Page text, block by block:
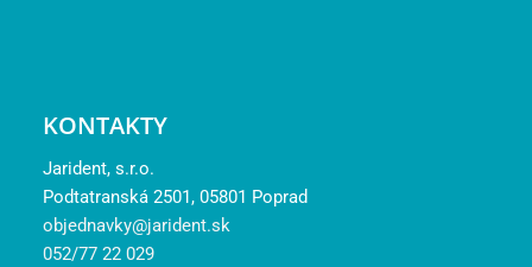
KONTAKTY
Jarident, s.r.o.
Podtatranská 2501, 05801 Poprad
objednavky@jarident.sk
052/77 22 029